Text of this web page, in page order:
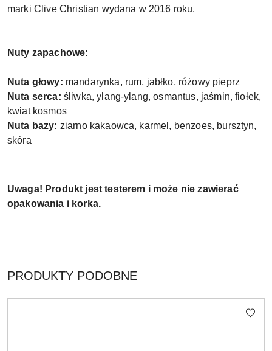
marki Clive Christian wydana w 2016 roku.
Nuty zapachowe:
Nuta głowy: mandarynka, rum, jabłko, różowy pieprz
Nuta serca: śliwka, ylang-ylang, osmantus, jaśmin, fiołek,
kwiat kosmos
Nuta bazy: ziarno kakaowca, karmel, benzoes, bursztyn,
skóra
Uwaga! Produkt jest testerem i może nie zawierać
opakowania i korka.
Pomiń karuzelę produktów
PRODUKTY
O
PRODUKTY PODOBNE